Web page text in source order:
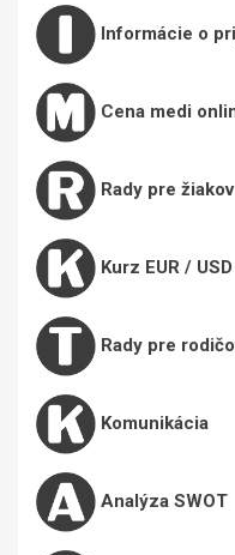
Informácie o
Cena medi
Rady pre žiakov
Kurz EUR / USD
Rady pre
Komunikácia
Analýza SWOT